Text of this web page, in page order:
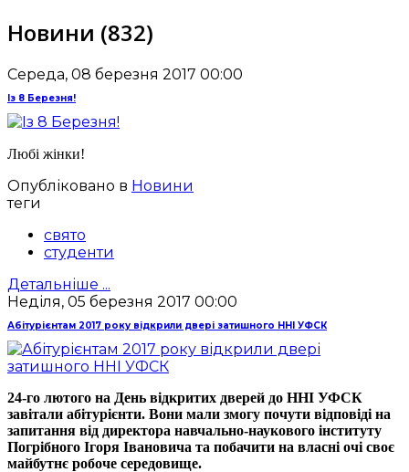
Новини (832)
Середа, 08 березня 2017 00:00
Із 8 Березня!
Любі жінки!
Опубліковано в Новини
теги
свято
студенти
Детальніше ...
Неділя, 05 березня 2017 00:00
Абітурієнтам 2017 року відкрили двері затишного ННІ УФСК
24-го лютого на День відкритих дверей до ННІ УФСК
завітали абітурієнти. Вони мали змогу почути відповіді на
запитання від директора навчально-наукового інституту
Погрібного Ігоря Івановича та побачити на власні очі своє
майбутнє робоче середовище.